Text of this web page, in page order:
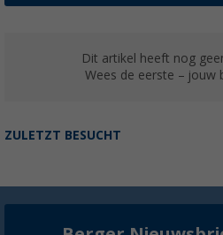
Dit artikel heeft nog
Wees de eerste – jouw
ZULETZT BESUCHT